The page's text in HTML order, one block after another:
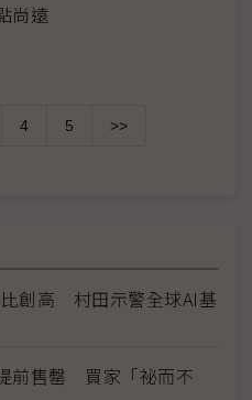
尚遠
4 5 >>
創高 村田示警全球AI基
前售罄 買家「祕而不